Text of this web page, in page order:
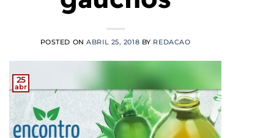
POSTED ONABRIL 25, 2018 BY REDACAO
25
abr